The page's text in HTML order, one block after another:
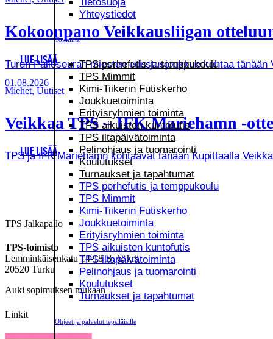
Yhteystiedot
Toiminta
TPS perhefutis ja temppukoulu
TPS Mimmit
Kimi-Tiikerin Futiskerho
Joukkuetoiminta
Erityisryhmien toiminta
TPS aikuisten kuntofutis
TPS iltapäivätoiminta
Pelinohjaus ja tuomarointi
Koulutukset
Turnaukset ja tapahtumat
TPS perhefutis ja temppukoulu
TPS Mimmit
Kimi-Tiikerin Futiskerho
Joukkuetoiminta
Erityisryhmien toiminta
TPS aikuisten kuntofutis
TPS iltapäivätoiminta
Pelinohjaus ja tuomarointi
Koulutukset
Turnaukset ja tapahtumat
Ohjeet ja palvelut tepsiläisille
Kokoonpano Veikkausliigan
Turun Palloseuran miesten edustusjoukkue kohtaa
LUE LISÄÄ
01.08.2026
Miehet, Uutiset
Veikkaa TPS – IFK Mariehamn -
TPS ja IFK Mariehamn kohtaavat tänään Kupittaalla
LUE LISÄÄ
TPS Jalkapallo
TPS-toimisto
Lemminkäisenkatu 14-18 B, 6. krs
20520 Turku
Auki sopimuksen mukaan
Linkit